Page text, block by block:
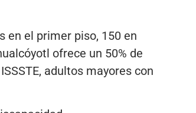
en el primer piso, 150 en
ofrece un 50% de
adultos mayores con